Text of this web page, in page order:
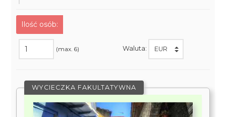
Ilość osób:
(max. 6) Waluta:
WYCIECZKA FAKULTATYWNA